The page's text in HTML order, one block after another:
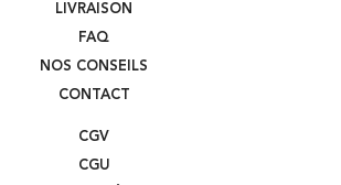
LIVRAISON
FAQ
NOS CONSEILS
CONTACT
CGV
CGU